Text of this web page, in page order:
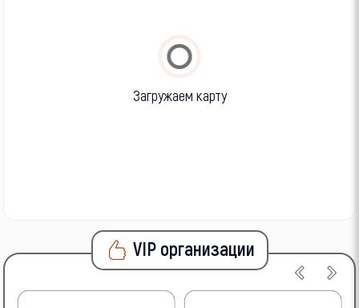
Загружаем карту
VIP организации